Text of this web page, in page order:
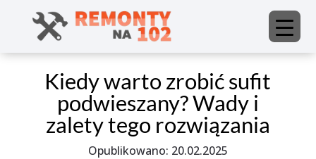
Kiedy warto zrobić sufit
podwieszany? Wady i
zalety tego rozwiązania
20.02.2025